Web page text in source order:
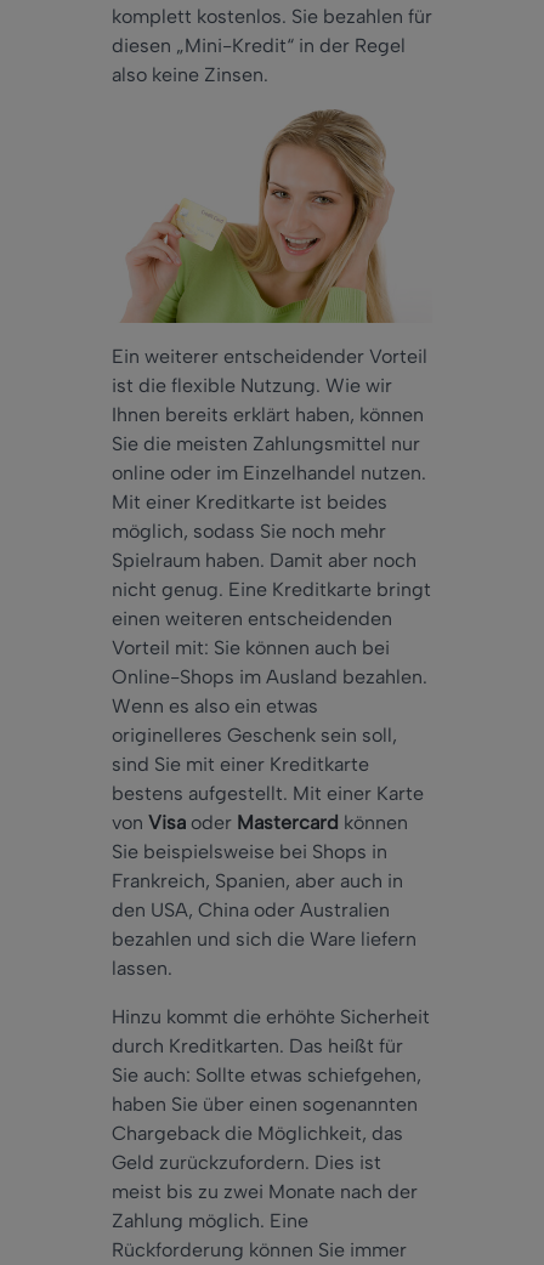
komplett kostenlos. Sie bezahlen für
diesen „Mini-Kredit“ in der Regel
also keine Zinsen.
Ein weiterer entscheidender Vorteil
ist die flexible Nutzung. Wie wir
Ihnen bereits erklärt haben, können
Sie die meisten Zahlungsmittel nur
online oder im Einzelhandel nutzen.
Mit einer Kreditkarte ist beides
möglich, sodass Sie noch mehr
Spielraum haben. Damit aber noch
nicht genug. Eine Kreditkarte bringt
einen weiteren entscheidenden
Vorteil mit: Sie können auch bei
Online-Shops im Ausland bezahlen.
Wenn es also ein etwas
originelleres Geschenk sein soll,
sind Sie mit einer Kreditkarte
bestens aufgestellt. Mit einer Karte
von Visa oder Mastercard können
Sie beispielsweise bei Shops in
Frankreich, Spanien, aber auch in
den USA, China oder Australien
bezahlen und sich die Ware liefern
lassen.
Hinzu kommt die erhöhte Sicherheit
durch Kreditkarten. Das heißt für
Sie auch: Sollte etwas schiefgehen,
haben Sie über einen sogenannten
Chargeback die Möglichkeit, das
Geld zurückzufordern. Dies ist
meist bis zu zwei Monate nach der
Zahlung möglich. Eine
Rückforderung können Sie immer